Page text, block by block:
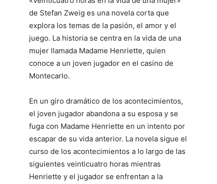
de Stefan Zweig es una novela corta que
explora los temas de la pasión, el amor y el
juego. La historia se centra en la vida de una
mujer llamada Madame Henriette, quien
conoce a un joven jugador en el casino de
Montecarlo.
En un giro dramático de los acontecimientos,
el joven jugador abandona a su esposa y se
fuga con Madame Henriette en un intento por
escapar de su vida anterior. La novela sigue el
curso de los acontecimientos a lo largo de las
siguientes veinticuatro horas mientras
Henriette y el jugador se enfrentan a la